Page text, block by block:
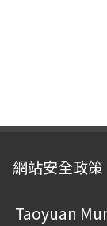
網站安全政策
Taoyuan